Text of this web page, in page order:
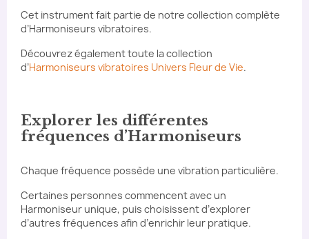
Cet instrument fait partie de notre collection complète
d’Harmoniseurs vibratoires.
Découvrez également toute la collection
d’Harmoniseurs vibratoires Univers Fleur de Vie.
Explorer les différentes
fréquences d’Harmoniseurs
Chaque fréquence possède une vibration particulière.
Certaines personnes commencent avec un
Harmoniseur unique, puis choisissent d’explorer
d’autres fréquences afin d’enrichir leur pratique.